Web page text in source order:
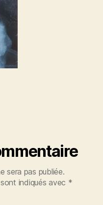
sera pas publiée.
indiqués avec *